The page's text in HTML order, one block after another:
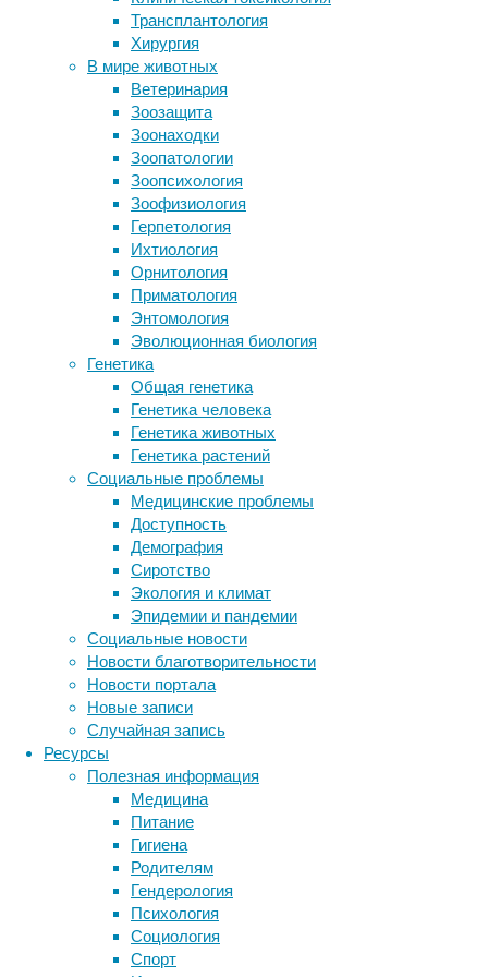
Трансплантология
Хирургия
В мире животных
Ветеринария
Зоозащита
Зоонаходки
Зоопатологии
Зоопсихология
Зоофизиология
Герпетология
Ихтиология
Орнитология
Приматология
Энтомология
Эволюционная биология
Генетика
Общая генетика
Генетика человека
Генетика животных
Генетика растений
Социальные проблемы
Медицинские проблемы
Доступность
Демография
Сиротство
Экология и климат
Эпидемии и пандемии
Социальные новости
Новости благотворительности
Новости портала
Новые записи
Случайная запись
Ресурсы
Полезная информация
Медицина
Питание
Гигиена
Родителям
Гендерология
Психология
Социология
Спорт
тем,
как
отправлять
людей?
17/04/2017,
14:29
08/02/2019
биология,
знания,
исследования,
космос,
наука,
отвлеченное
На
Марсе
есть
вода.
Не
просто
лед
или
снег,
жидкая,
текущая
вода.
Она
соленая
и
скудная,
но
все
еще
остается
одним
их
основных
ингредиентов,
необходимых
Домашний питомец без жестокости:
почему «купить» — значит убить, а
«взять из приюта» — спасти
Два компонента кофе защитили
нейроны при болезни Паркинсона
Противораковая «вакцина»
уничтожает опухоль вместе с
метастазами
По-неандертальски больно
Следите за новостями